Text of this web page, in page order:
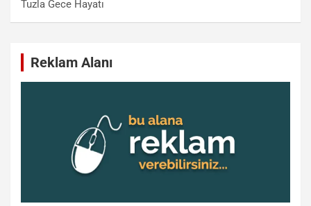
Tuzla Gece Hayatı
Reklam Alanı